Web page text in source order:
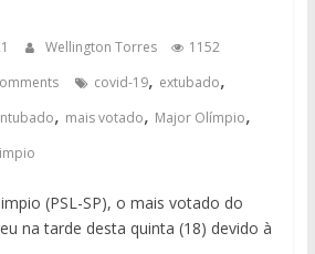
Wellington Torres
1152
covid-19, extubado,
, mais votado, Major Olímpio,
(PSL-SP), o mais votado do
na tarde desta quinta (18) devido à